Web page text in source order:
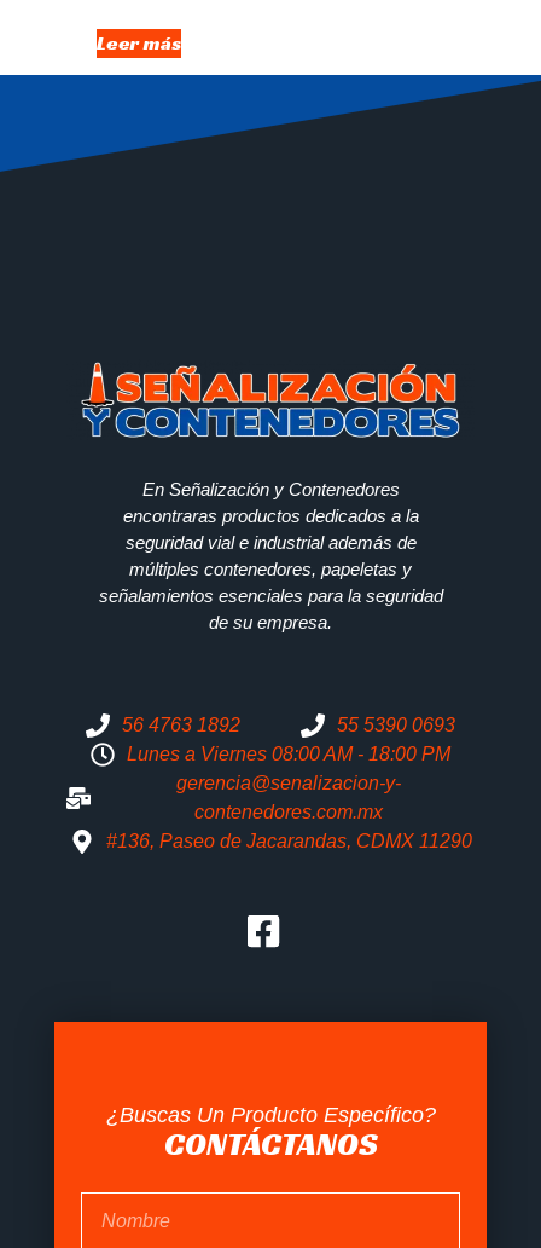
Leer más
En Señalización y Contenedores
encontraras productos dedicados a la
seguridad vial e industrial además de
múltiples contenedores, papeletas y
señalamientos esenciales para la seguridad
de su empresa.
56 4763 1892
55 5390 0693
Lunes a Viernes 08:00 AM - 18:00 PM
gerencia@senalizacion-y-
contenedores.com.mx
#136, Paseo de Jacarandas, CDMX 11290
¿Buscas Un Producto Específico?
CONTÁCTANOS